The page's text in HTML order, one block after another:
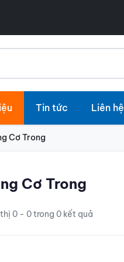
Tin tức Liên hệ
Cơ Trong
Cơ Trong
0 - 0 trong 0 kết quả